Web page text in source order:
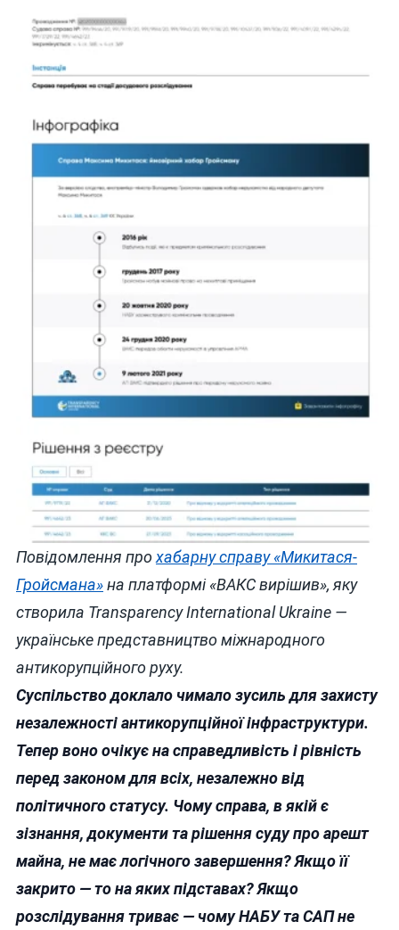
Повідомлення прохабарну справу «Микитася-
Гройсмана»на платформі «ВАКС вирішив», яку
створила Transparency International Ukraine —
українське представництво міжнародного
антикорупційного руху.
Суспільство доклало чимало зусиль для захисту
незалежності антикорупційної інфраструктури.
Тепер воно очікує на справедливість і рівність
перед законом для всіх, незалежно від
політичного статусу. Чому справа, в якій є
зізнання, документи та рішення суду про арешт
майна, не має логічного завершення? Якщо її
закрито — то на яких підставах? Якщо
розслідування триває — чому НАБУ та САП не